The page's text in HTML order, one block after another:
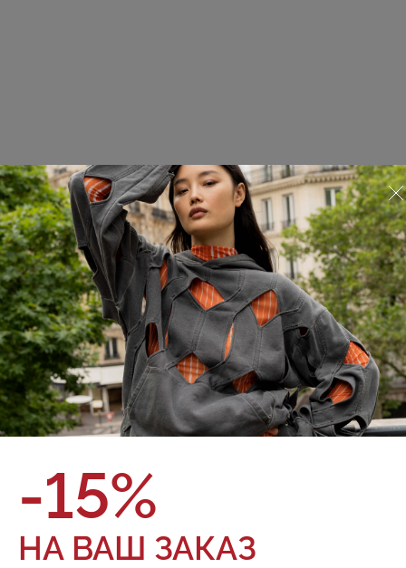
Худи Red September
225.02.HDY28.05
О товаре Оплата и доставка
Бренд: Red September
Состав:100% Хлопок
Цвет:
Размер:
Поделиться:
-15%
НА ВАШ ЗАКАЗ